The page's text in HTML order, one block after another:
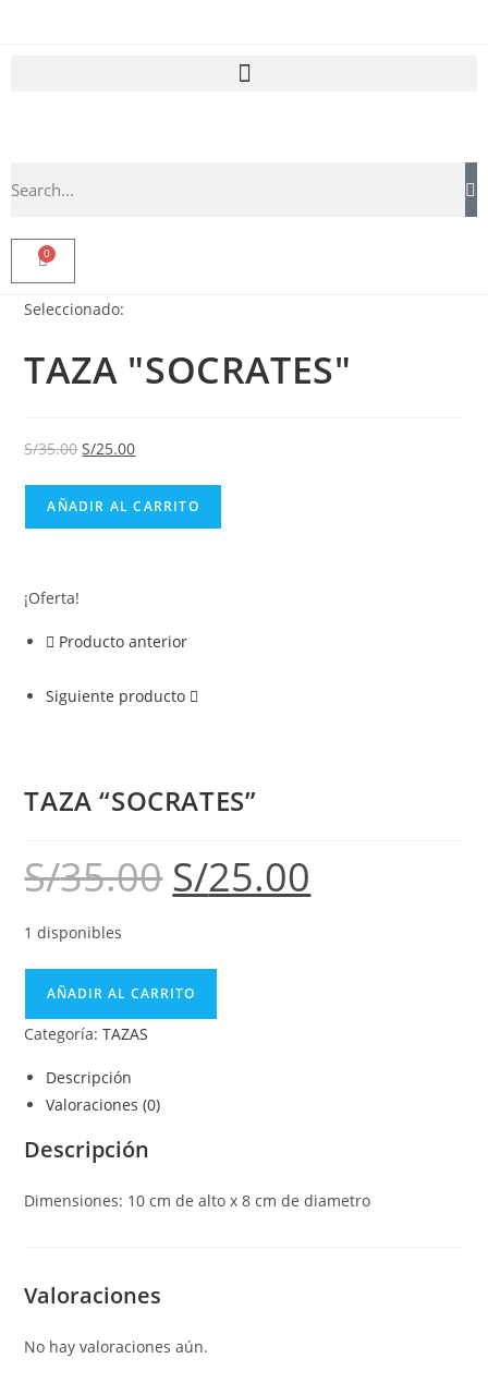
0
Seleccionado:
TAZA "SOCRATES"
S/35.00 S/25.00
AÑADIR AL CARRITO
¡Oferta!
Producto anterior
Siguiente producto
TAZA “SOCRATES”
S/35.00S/25.00
1 disponibles
AÑADIR AL CARRITO
Categoría:TAZAS
Descripción
Valoraciones (0)
Descripción
Dimensiones: 10 cm de alto x 8 cm de diametro
Valoraciones
No hay valoraciones aún.